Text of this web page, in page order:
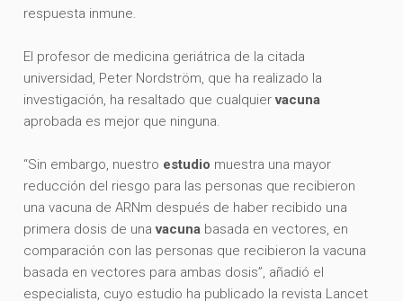
respuesta inmune.
El profesor de medicina geriátrica de la citada
universidad, Peter Nordström, que ha realizado la
investigación, ha resaltado que cualquiervacuna
aprobada es mejor que ninguna.
“Sin embargo, nuestro estudio muestra una mayor
reducción del riesgo para las personas que recibieron
una vacuna de ARNm después de haber recibido una
primera dosis de unavacuna basada en vectores, en
comparación con las personas que recibieron la vacuna
basada en vectores para ambas dosis”, añadió el
especialista, cuyo estudio ha publicado la revista Lancet